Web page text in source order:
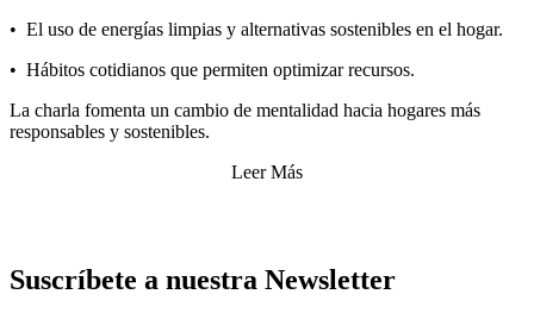
• El uso de energías limpias y alternativas sostenibles en el hogar.
• Hábitos cotidianos que permiten optimizar recursos.
La charla fomenta un cambio de mentalidad hacia hogares más
responsables y sostenibles.
Leer Más
Suscríbete a nuestra Newsletter